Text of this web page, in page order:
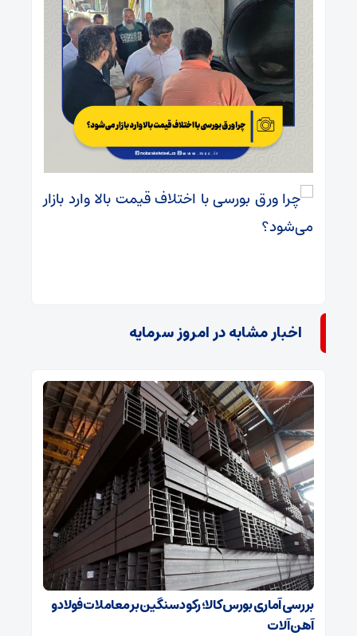
اخبار مشابه در امروز سرمایه
بررسی آماری بورس کالا؛ رکود سنگین بر معاملات فولاد و
آهن آلات